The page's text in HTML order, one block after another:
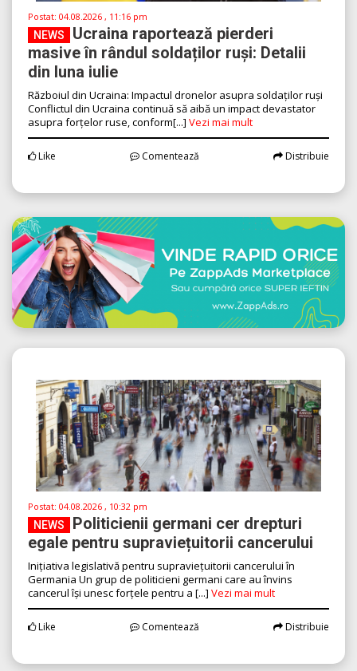
Postat: 04.08.2026 , 11:16 pm
NEWS
Ucraina raportează pierderi
masive în rândul soldaților ruși: Detalii
din luna iulie
Războiul din Ucraina: Impactul dronelor asupra soldaților ruși
Conflictul din Ucraina continuă să aibă un impact devastator
asupra forțelor ruse, conform[...] Vezi mai mult
Like Comentează Distribuie
Postat: 04.08.2026 , 10:32 pm
NEWS
Politicienii germani cer drepturi
egale pentru supraviețuitorii cancerului
Inițiativa legislativă pentru supraviețuitorii cancerului în
Germania Un grup de politicieni germani care au învins
cancerul își unesc forțele pentru a [...] Vezi mai mult
Like Comentează Distribuie